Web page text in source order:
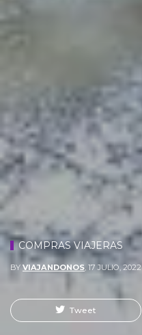
COMPRAS VIAJERAS
BY VIAJANDONOS, 17 JULIO, 2022
Tweet